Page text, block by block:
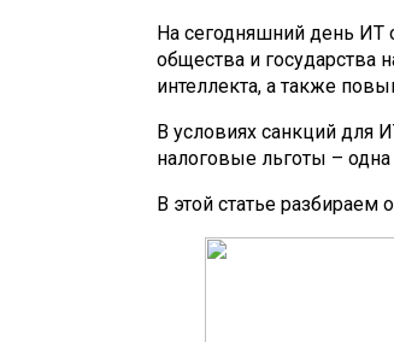
На сегодняшний день ИТ
общества и государства
интеллекта, а также
В условиях санкций для
налоговые льготы –
В этой статье разбираем